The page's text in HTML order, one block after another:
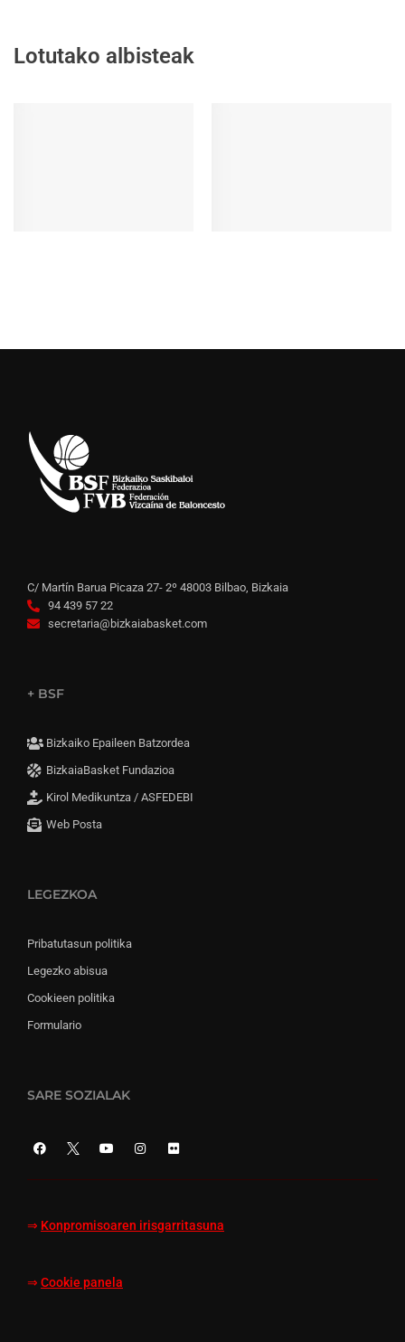
Lotutako albisteak
C/ Martín Barua Picaza 27- 2º 48003 Bilbao, Bizkaia
94 439 57 22
secretaria@bizkaiabasket.com
+ BSF
Bizkaiko Epaileen Batzordea
BizkaiaBasket Fundazioa
Kirol Medikuntza / ASFEDEBI
Web Posta
LEGEZKOA
Pribatutasun politika
Legezko abisua
Cookieen politika
Formulario
SARE SOZIALAK
⇒ Konpromisoaren irisgarritasuna
⇒ Cookie panela